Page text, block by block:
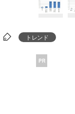
トレンド
PR